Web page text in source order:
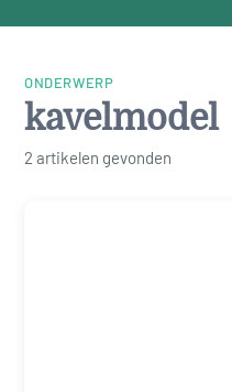
ONDERWERP
kavelmodel
2 artikelen gevonden